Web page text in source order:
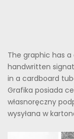
The graphic has
handwritten
in a cardboard
Grafika posiada
własnoręczny
wysyłana w